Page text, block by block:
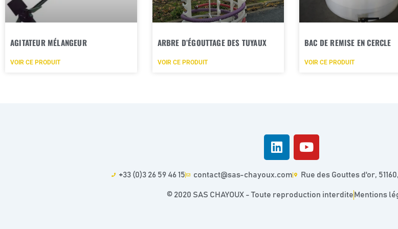
AGITATEUR MÉLANGEUR
VOIR CE PRODUIT
ARBRE D’ÉGOUTTAGE DES TUYAUX
VOIR CE PRODUIT
BAC DE REMISE EN CERCLE
VOIR CE PRODUIT
+33 (0)3 26 59 46 15 contact@sas-chayoux.com Rue des Gouttes d'or,
© 2020 SAS CHAYOUX - Toute reproduction interdite Mentions